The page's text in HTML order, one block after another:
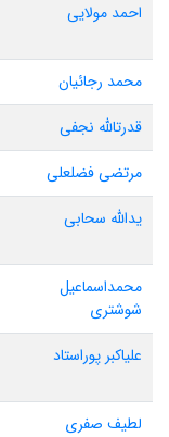
احمد مولایی
محمد رجائیان
قدرتالله نجفی
مرتضی فضلعلی
یدالله سحابی
محمداسماعیل
شوشتری
علیاکبر پوراستاد
لطیف صفری